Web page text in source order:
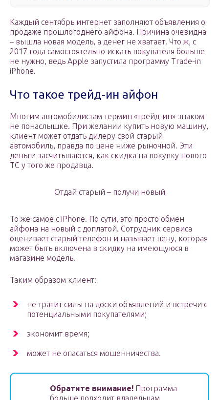
Каждый сентябрь интернет заполняют объявления о
продаже прошлогоднего айфона. Причина очевидна
– вышла новая модель, а денег не хватает. Что ж, с
2017 года самостоятельно искать покупателя больше
не нужно, ведь Apple запустила программу Trade-in
iPhone.
Что такое трейд-ин айфон
Многим автомобилистам термин «трейд-ин» знаком
не понаслышке. При желании купить новую машину,
клиент может отдать дилеру свой старый
автомобиль, правда по цене ниже рыночной. Эти
деньги засчитываются, как скидка на покупку нового
ТС у того же продавца.
Отдай старый – получи новый
То же самое с iPhone. По сути, это просто обмен
айфона на новый с доплатой. Сотрудник сервиса
оценивает старый телефон и называет цену, которая
может быть включена в скидку на имеющуюся в
магазине модель.
Таким образом клиент:
не тратит силы на доски объявлений и встречи с
потенциальными покупателями;
экономит время;
может не опасаться мошенничества.
Обратите внимание! Программа
больше подходит владельцам